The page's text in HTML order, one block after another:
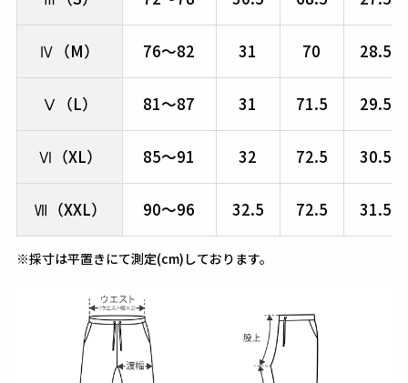
Ⅳ（M） 76～82 31 70 28.5
Ⅴ（L） 81～87 31 71.5 29.5
Ⅵ（XL） 85～91 32 72.5 30.5
Ⅶ（XXL） 90～96 32.5 72.5 31.5
※採寸は平置きにて測定(cm)しております。